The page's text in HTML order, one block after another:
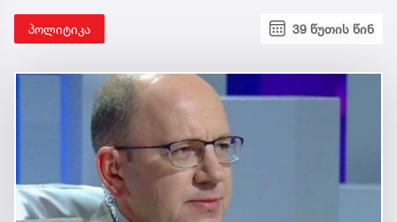
პოლიტიკა 39 წუთის წინ